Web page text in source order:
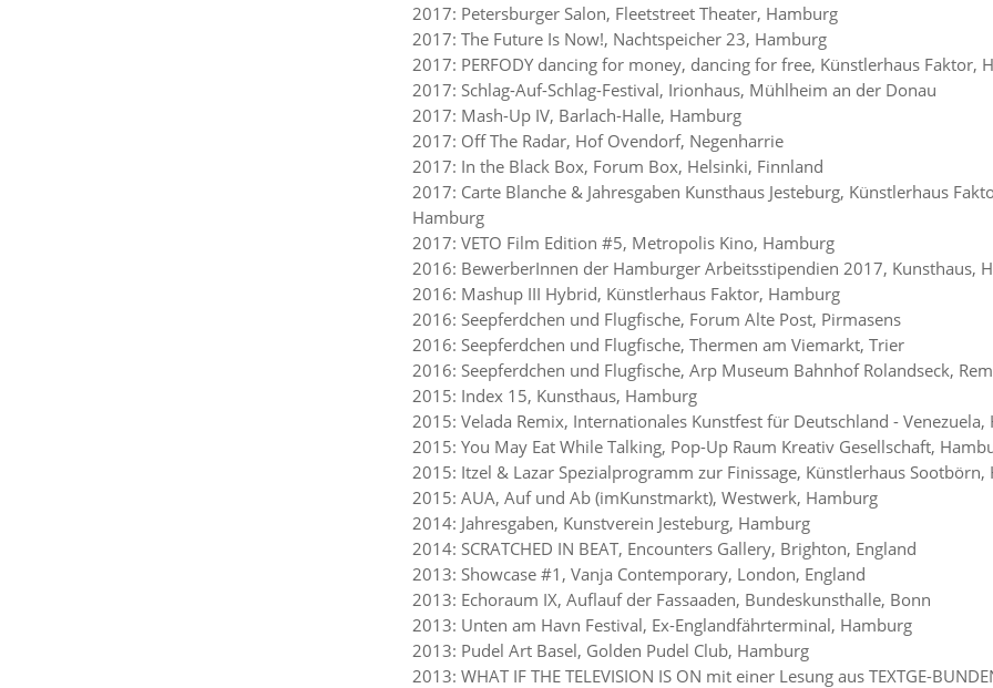
2017: Petersburger Salon, Fleetstreet Theater, Hamburg
2017: The Future Is Now!, Nachtspeicher 23, Hamburg
2017: PERFODY dancing for money, dancing for free, Künstlerhaus Faktor,
2017: Schlag-Auf-Schlag-Festival, Irionhaus, Mühlheim an der Donau
2017: Mash-Up IV, Barlach-Halle, Hamburg
2017: Off The Radar, Hof Ovendorf, Negenharrie
2017: In the Black Box, Forum Box, Helsinki, Finnland
2017: Carte Blanche & Jahresgaben Kunsthaus Jesteburg, Künstlerhaus
Hamburg
2017: VETO Film Edition #5, Metropolis Kino, Hamburg
2016: BewerberInnen der Hamburger Arbeitsstipendien 2017, Kunsthaus,
2016: Mashup III Hybrid, Künstlerhaus Faktor, Hamburg
2016: Seepferdchen und Flugfische, Forum Alte Post, Pirmasens
2016: Seepferdchen und Flugfische, Thermen am Viemarkt, Trier
2016: Seepferdchen und Flugfische, Arp Museum Bahnhof Rolandseck,
2015: Index 15, Kunsthaus, Hamburg
2015: Velada Remix, Internationales Kunstfest für Deutschland - Venezuela,
2015: You May Eat While Talking, Pop-Up Raum Kreativ Gesellschaft,
2015: Itzel & Lazar Spezialprogramm zur Finissage, Künstlerhaus Sootbörn,
2015: AUA, Auf und Ab (imKunstmarkt), Westwerk, Hamburg
2014: Jahresgaben, Kunstverein Jesteburg, Hamburg
2014: SCRATCHED IN BEAT, Encounters Gallery, Brighton, England
2013: Showcase #1, Vanja Contemporary, London, England
2013: Echoraum IX, Auflauf der Fassaaden, Bundeskunsthalle, Bonn
2013: Unten am Havn Festival, Ex-Englandfährterminal, Hamburg
2013: Pudel Art Basel, Golden Pudel Club, Hamburg
2013: WHAT IF THE TELEVISION IS ON mit einer Lesung aus TEXTGE-